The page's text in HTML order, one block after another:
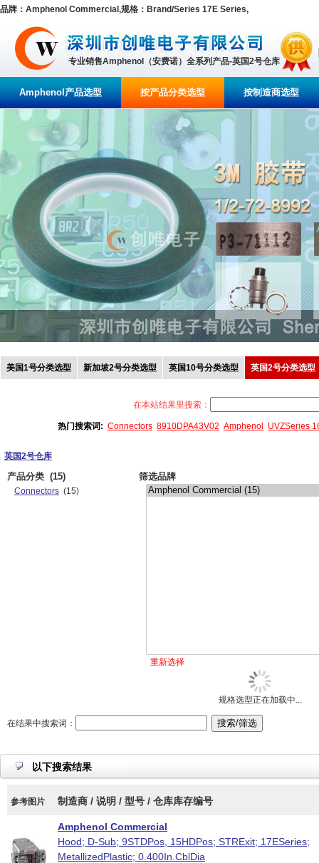
品牌：Amphenol Commercial,规格：Brand/Series 17E Series,
专业销售Amphenol（安费诺）全系列产品-英国2号仓库
Amphenol产品选型 按产品分类选型 按制造商选型
美国1号分类选型 新加坡2号分类选型 英国10号分类选型 英国2号分类选型
在本站结果里搜索：
热门搜索词: Connectors 8910DPA43V02 Amphenol UVZSeries
英国2号仓库
产品分类 (15)
Connectors (15)
筛选品牌
重新选择
规格选型正在加载中...
在结果中搜索词：
以下搜索结果
参考图片 制造商 / 说明 / 型号 / 仓库库存编号
Amphenol Commercial
Hood; D-Sub; 9STDPos, 15HDPos; STRExit; 17ESeries;
MetallizedPlastic; 0.400In.CblDia